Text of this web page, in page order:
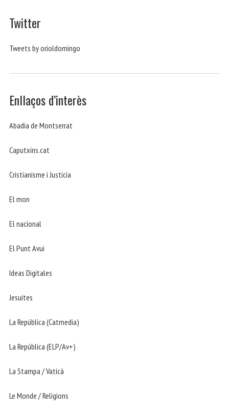
Twitter
Tweets by orioldomingo
Enllaços d’interès
Abadia de Montserrat
Caputxins.cat
Cristianisme i Justicia
El mon
El nacional
El Punt Avui
Ideas Digitales
Jesuites
La República (Catmedia)
La República (ELP/Av+)
La Stampa / Vaticà
Le Monde / Religions